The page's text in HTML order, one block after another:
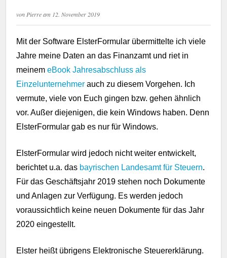
von Pierream 12. November 2019
Mit der Software ElsterFormular übermittelte ich viele
Jahre meine Daten an das Finanzamt und riet in
meinemeBook Jahresabschluss als
Einzelunternehmer auch zu diesem Vorgehen. Ich
vermute, viele von Euch gingen bzw. gehen ähnlich
vor. Außer diejenigen, die kein Windows haben. Denn
ElsterFormular gab es nur für Windows.
ElsterFormular wird jedoch nicht weiter entwickelt,
berichtet u.a. das bayrischen Landesamt für Steuern.
Für das Geschäftsjahr 2019 stehen noch Dokumente
und Anlagen zur Verfügung. Es werden jedoch
voraussichtlich keine neuen Dokumente für das Jahr
2020 eingestellt.
Elster heißt übrigens Elektronische Steuererklärung.